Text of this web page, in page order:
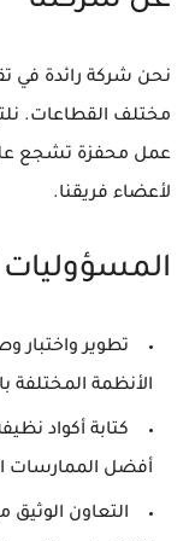
نحن شركة رائدة في
مختلف القطاعات.
عمل محفزة تشجع على
لأعضاء فريقنا.
المسؤوليات
تطوير واختبار
الأنظمة المختلفة
كتابة أكواد
أفضل الممارسات
التعاون